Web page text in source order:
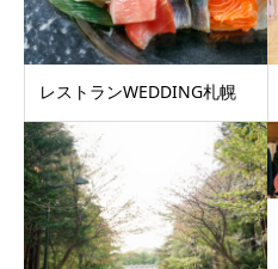
レストランWEDDING札幌